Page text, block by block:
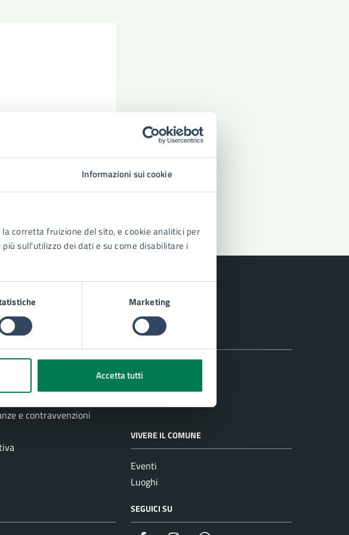
Informazioni sui cookie
corretta fruizione del sito, e cookie analitici per
sull'utilizzo dei dati e su come disabilitare i
Marketing
Accetta tutti
e contravvenzioni
NOVITÀ
Comunicati
VIVERE IL COMUNE
Eventi
Luoghi
SEGUICI SU